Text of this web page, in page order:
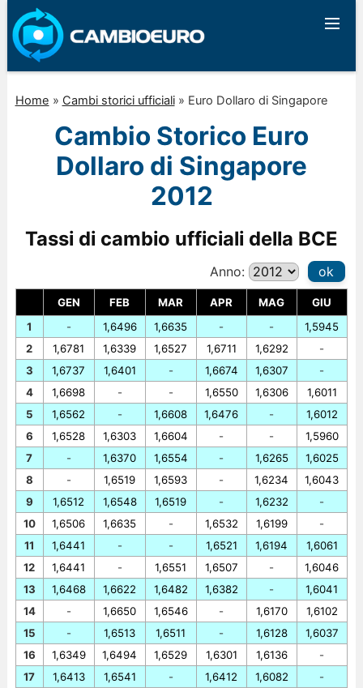
Home » Cambi storici ufficiali» Euro Dollaro di Singapore
Cambio Storico Euro
Dollaro di Singapore
2012
Tassi di cambio ufficiali della BCE
Anno: ok
GEN FEB MAR APR MAG
GIU
1
2
3
4
5
6
7
8
9
10
11
12
13
14
15
16
17
-
1,6781
1,6737
1,6698
1,6562
1,6528
-
-
1,6512
1,6506
1,6441
1,6441
1,6468
-
-
1,6349
1,6413
1,6496
1,6339
1,6401
-
-
1,6303
1,6370
1,6519
1,6548
1,6635
-
-
1,6622
1,6650
1,6513
1,6494
1,6541
1,6635
1,6527
-
-
1,6608
1,6604
1,6554
1,6593
1,6519
-
-
1,6551
1,6482
1,6546
1,6511
1,6529
-
-
1,6711
1,6674
1,6550
1,6476
-
-
-
-
1,6532
1,6521
1,6507
1,6382
-
-
1,6301
1,6412
-
1,6292
1,6307
1,6306
-
-
1,6265
1,6234
1,6232
1,6199
1,6194
-
-
1,6170
1,6128
1,6136
1,6082
1,5945
-
-
1,6011
1,6012
1,5960
1,6025
1,6043
-
-
1,6061
1,6046
1,6041
1,6102
1,6037
-
-